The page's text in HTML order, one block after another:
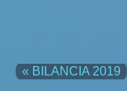
« BILANCIA 2019